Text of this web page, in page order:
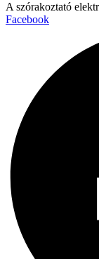
A szórakoztató
Facebook